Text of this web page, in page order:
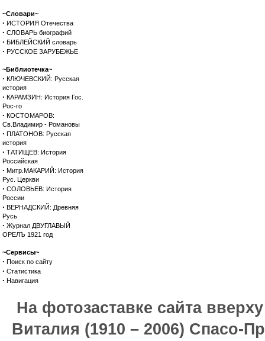
~Словари~
· ИСТОРИЯ Отечества
· СЛОВАРЬ биографий
· БИБЛЕЙСКИЙ словарь
· РУССКОЕ ЗАРУБЕЖЬЕ
~Библиотечка~
· КЛЮЧЕВСКИЙ: Русская
история
· КАРАМЗИН: История Гос.
Рос-го
· КОСТОМАРОВ:
Св.Владимир - Романовы
· ПЛАТОНОВ: Русская
история
· ТАТИЩЕВ: История
Российская
· Митр.МАКАРИЙ: История
Рус. Церкви
· СОЛОВЬЕВ: История
России
· ВЕРНАДСКИЙ: Древняя
Русь
· Журнал ДВУГЛАВЫЙ
ОРЕЛЪ 1921 год
~Сервисы~
· Поиск по сайту
· Статистика
· Навигация
На фотозаставке сайта
Виталия (1910 – 2006) Спасо-